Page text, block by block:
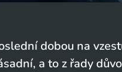
dobou na
a to z řady